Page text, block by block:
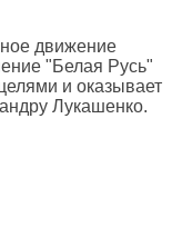
движение
"Белая Русь"
и оказывает
Лукашенко.